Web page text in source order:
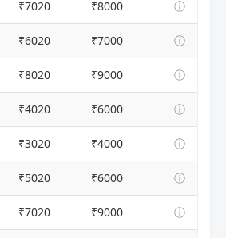
₹7020 ₹8000 ⓘ
₹6020 ₹7000 ⓘ
₹8020 ₹9000 ⓘ
₹4020 ₹6000 ⓘ
₹3020 ₹4000 ⓘ
₹5020 ₹6000 ⓘ
₹7020 ₹9000 ⓘ